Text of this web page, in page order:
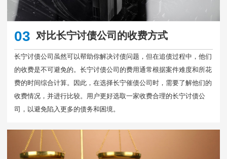
03 对比长宁讨债公司的收费方式
长宁讨债公司虽然可以帮助你解决讨债问题，但在追债过程中，他们
的收费是不可避免的。长宁讨债公司的费用通常根据案件难度和所花
费的时间综合计算。因此，在选择长宁催债公司时，需要了解他们的
收费情况，并进行比较。用户更好选取一家收费合理的长宁讨债公
司，以避免陷入更多的债务和困境。